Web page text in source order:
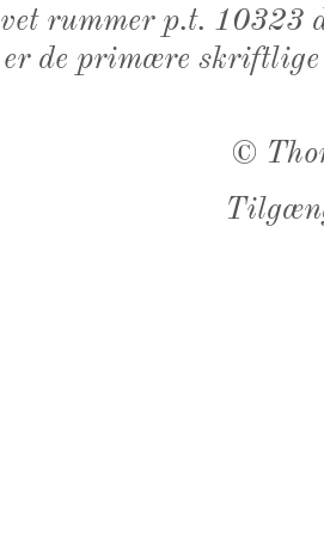
rummer p.t. 10323
er de primære
©